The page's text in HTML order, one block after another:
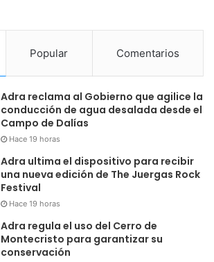
Popular Comentarios
Adra reclama al Gobierno que agilice la
conducción de agua desalada desde el
Campo de Dalías
Hace 19 horas
Adra ultima el dispositivo para recibir
una nueva edición de The Juergas Rock
Festival
Hace 19 horas
Adra regula el uso del Cerro de
Montecristo para garantizar su
conservación